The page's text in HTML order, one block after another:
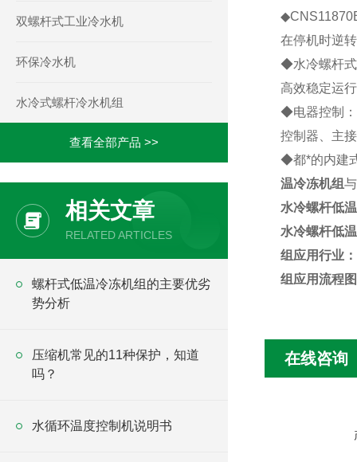
双螺杆式工业冷水机
环保冷水机
水冷式螺杆冷水机组
查看全部产品 >>
相关文章
RELATED ARTICLES
螺杆式低温冷冻机组的主要优劣
势分析
压缩机常见的11种保护，知道
吗？
水循环温度控制机说明书
◆
在停机时逆
◆水冷螺杆式
高效稳定运
◆电器控制
控制器、主
◆都*的内建
温冷冻机组
水冷螺杆低
水冷螺杆低
组 应用行业：
组 应用流程
在线咨询